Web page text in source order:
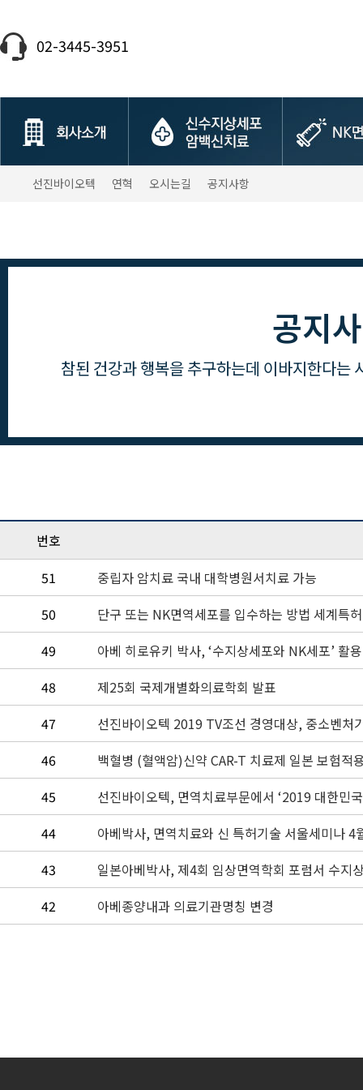
02-3445-3951
선진바이오텍 연혁 오시는길 공지사항
공지
참된 건강과 행복을 추구하는데 이바지한다는
번호
51
중립자 암치료 국내 대학병원서치료 가능
50
단구 또는 NK면역세포를 입수하는 방법 세계특
49
아베 히로유키 박사, ‘수지상세포와 NK세포’ 활
48
제25회 국제개별화의료학회 발표
47
선진바이오텍 2019 TV조선 경영대상, 중소벤처
46
백혈병 (혈액암)신약 CAR-T 치료제 일본 보험적
45
선진바이오텍, 면역치료부문에서 ‘2019 대한민
44
아베박사, 면역치료와 신 특허기술 서울세미나 4
43
일본아베박사, 제4회 임상면역학회 포럼서 수지
42
아베종양내과 의료기관명칭 변경